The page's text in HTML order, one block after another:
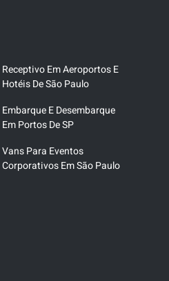
Receptivo Em Aeroportos E
Hotéis De São Paulo
Embarque E Desembarque
Em Portos De SP
Vans Para Eventos
Corporativos Em São Paulo